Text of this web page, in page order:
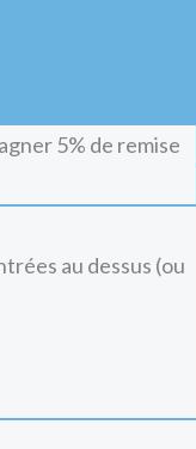
5% de remise
au dessus (ou